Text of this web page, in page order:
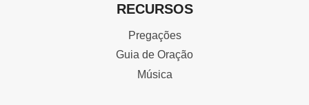
RECURSOS
Pregações
Guia de Oração
Música